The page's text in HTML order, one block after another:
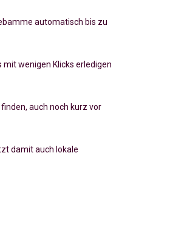
automatisch bis zu
mit wenigen Klicks erledigen
auch noch kurz vor
damit auch lokale